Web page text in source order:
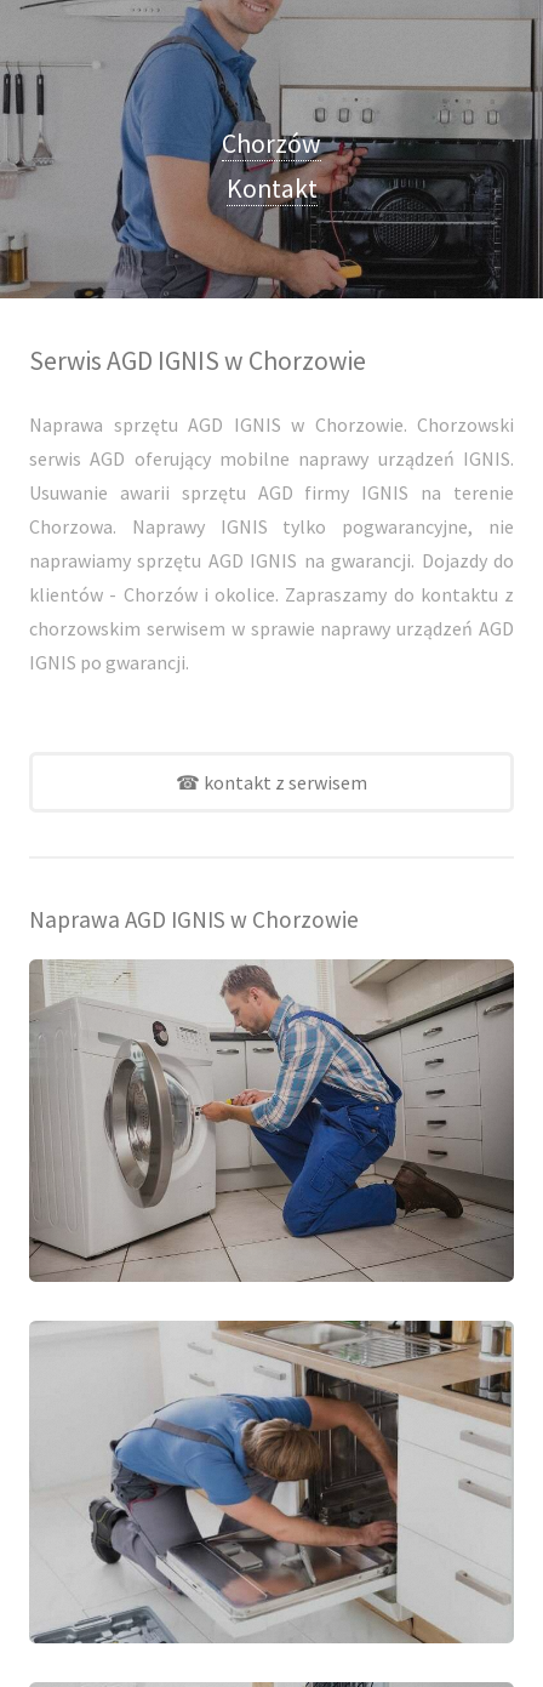
Chorzów
Kontakt
Serwis AGD IGNIS w Chorzowie
Naprawa sprzętu AGD IGNIS w Chorzowie. Chorzowski
serwis AGD oferujący mobilne naprawy urządzeń IGNIS.
Usuwanie awarii sprzętu AGD firmy IGNIS na terenie
Chorzowa. Naprawy IGNIS tylko pogwarancyjne, nie
naprawiamy sprzętu AGD IGNIS na gwarancji. Dojazdy do
klientów - Chorzów i okolice. Zapraszamy do kontaktu z
chorzowskim serwisem w sprawie naprawy urządzeń AGD
IGNIS po gwarancji.
☎ kontakt z serwisem
Naprawa AGD IGNIS w Chorzowie